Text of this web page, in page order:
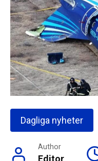
Dagliga nyheter
Author
Editor